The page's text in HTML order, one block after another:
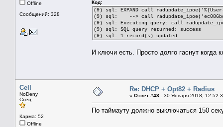
Offline
Сообщений: 328
Код:
(9) sql: EXPAND call
(9) sql: --> call
(9) sql: Executing query: call
(9) sql: SQL query returned: success
(9) sql: 1 record(s) updated
И ключи есть. Просто долго гаснут когда
Cell
NoDeny
Спец
Карма: 52
Offline
Re: DHCP + Opt82 + Radius
« Ответ #43 : 30 Января 2018,
По таймауту должно выключаться 150